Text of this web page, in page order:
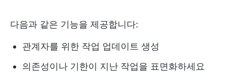
다음과 같은 기능을 제공합니다:
관계자를 위한 작업 업데이트 생성
의존성이나 기한이 지난 작업을 표면화하세요